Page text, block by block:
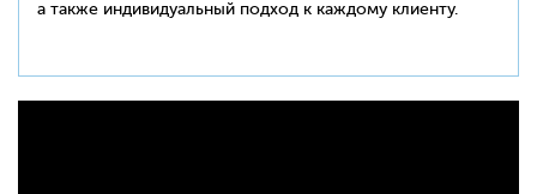
а также индивидуальный подход к каждому клиенту.